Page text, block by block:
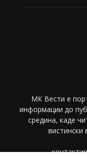
МК Вести е
информации до
средина, каде
вистински